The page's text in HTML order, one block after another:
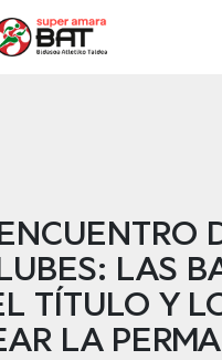
LAS
TÍTULO Y
LA